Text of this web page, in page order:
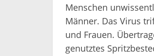
Menschen
Männer. Das Virus
und Frauen.
genutztes